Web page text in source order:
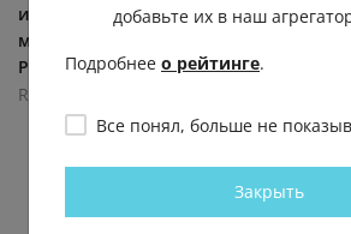
импортируемые бананы С
марта все ввозимые в
Россию бананы начнут...
Readovka
19.2К 0.0К 36 5
добавьте их в наш
Подробнее о рейтинге.
Все понял, больше не
Закрыть